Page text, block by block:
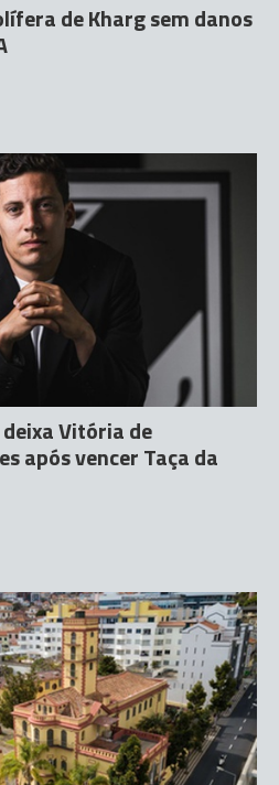
de Kharg sem danos
Vitória de
após vencer Taça da